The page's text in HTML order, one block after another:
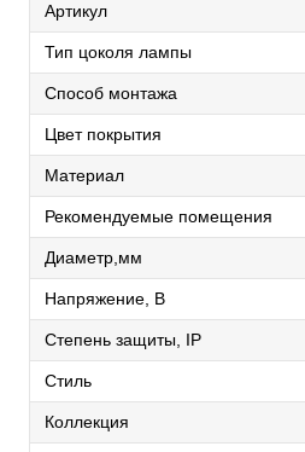
Артикул
Тип цоколя лампы
Способ монтажа
Цвет покрытия
Материал
Рекомендуемые помещения
Диаметр,мм
Напряжение, В
Степень защиты, IP
Стиль
Коллекция